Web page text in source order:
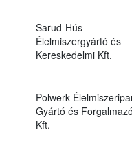
Sarud-Hús
Élelmiszergyártó és
Kereskedelmi Kft.
Polwerk
Gyártó és
Kft.